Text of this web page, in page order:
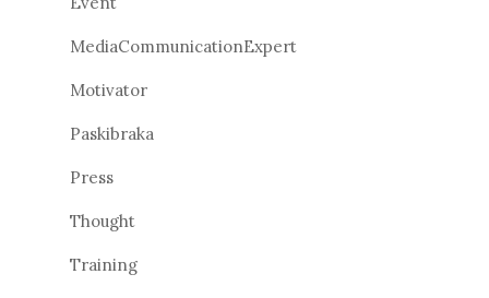
MediaCommunicationExpert
Motivator
Paskibraka
Press
Thought
Training